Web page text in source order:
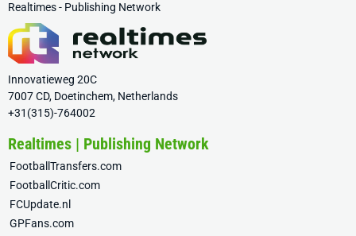
Realtimes - Publishing Network
Innovatieweg 20C
7007 CD, Doetinchem, Netherlands
+31(315)-764002
Realtimes | Publishing Network
FootballTransfers.com
FootballCritic.com
FCUpdate.nl
GPFans.com